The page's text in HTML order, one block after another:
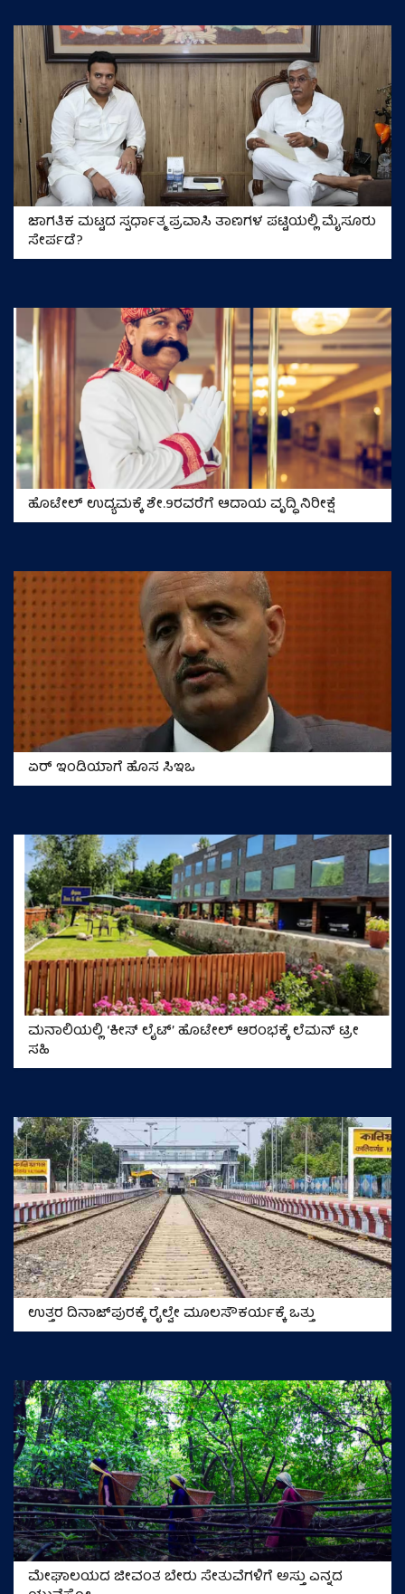
ಜಾಗತಿಕ ಮಟ್ಟದ ಸ್ಪರ್ಧಾತ್ಮ ಪ್ರವಾಸಿ ತಾಣಗಳ ಪಟ್ಟಿಯಲ್ಲಿ ಮೈಸೂರು
ಸೇರ್ಪಡೆ?
ಹೊಟೇಲ್ ಉದ್ಯಮಕ್ಕೆ ಶೇ.9ರವರೆಗೆ ಆದಾಯ ವೃದ್ಧಿ ನಿರೀಕ್ಷೆ
ಏರ್ ಇಂಡಿಯಾಗೆ ಹೊಸ ಸಿಇಒ
ಮನಾಲಿಯಲ್ಲಿ ‘ಕೀಸ್ ಲೈಟ್’ ಹೊಟೇಲ್ ಆರಂಭಕ್ಕೆ ಲೆಮನ್ ಟ್ರೀ
ಸಹಿ
ಉತ್ತರ ದಿನಾಜ್‌ಪುರಕ್ಕೆ ರೈಲ್ವೇ ಮೂಲಸೌಕರ್ಯಕ್ಕೆ ಒತ್ತು
ಮೇಘಾಲಯದ ಜೀವಂತ ಬೇರು ಸೇತುವೆಗಳಿಗೆ ಅಸ್ತು ಎನ್ನದ